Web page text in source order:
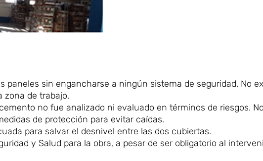
paneles sin engancharse a ningún sistema de seguridad. No
zona de trabajo.
no fue analizado ni evaluado en términos de riesgos.
de protección para evitar caídas.
para salvar el desnivel entre las dos cubiertas.
y Salud para la obra, a pesar de ser obligatorio al